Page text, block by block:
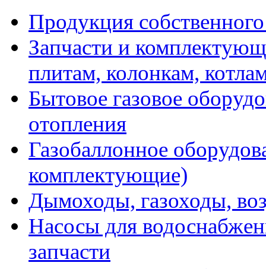
Продукция
Запчасти и
плитам, колонкам,
Бытовое газовое
отопления
Газобаллонное
комплектующие)
Дымоходы, газоходы,
Насосы для
запчасти